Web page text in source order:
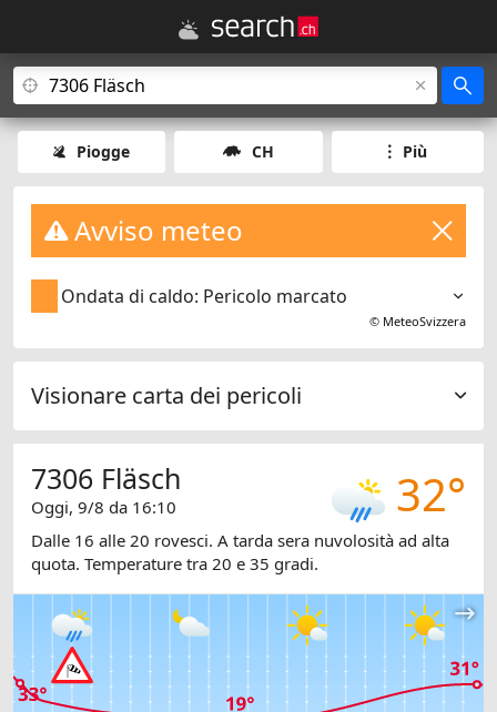
Piogge CH Più
Avviso meteo
Ondata di caldo: Pericolo marcato
© MeteoSvizzera
Visionare carta dei pericoli
32°
7306 Fläsch
Oggi, 9/8 da 16:10
Dalle 16 alle 20 rovesci. A tarda sera nuvolosità ad alta
quota. Temperature tra 20 e 35 gradi.